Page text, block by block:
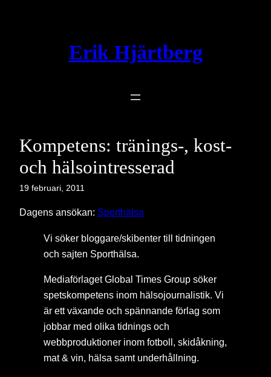
Erik Hjärtberg
Kompetens: tränings-, kost-
och hälsointresserad
19 februari, 2011
Dagens ansökan: Sporthälsa
Vi söker bloggare/skibenter till tidningen
och sajten Sporthälsa.
Mediaförlaget Global Times Group söker
spetskompetens inom hälsojournalistik. Vi
är ett växande och spännande förlag som
jobbar med olika tidnings och
webbproduktioner inom fotboll, skidåkning,
mat & vin, hälsa samt underhållning.